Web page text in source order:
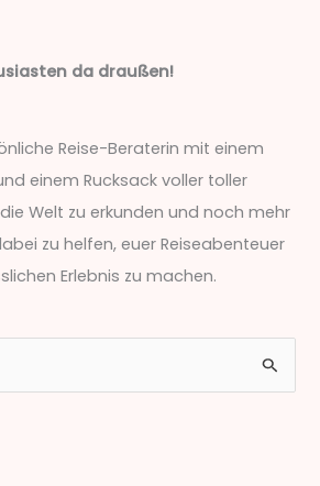
da draußen!
Reise-Beraterin mit einem
einem Rucksack voller toller
Welt zu erkunden und noch mehr
zu helfen, euer Reiseabenteuer
Erlebnis zu machen.